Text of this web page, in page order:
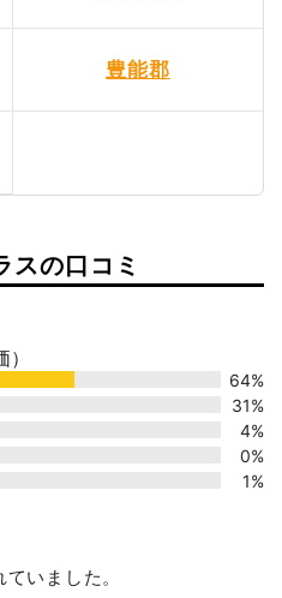
豊能郡
スの口コミ
64%
31%
4%
0%
1%
いました。